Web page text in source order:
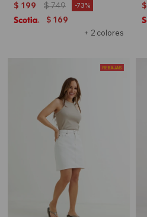
+ 2 colores
$ 199 $749 73
$ 169
$